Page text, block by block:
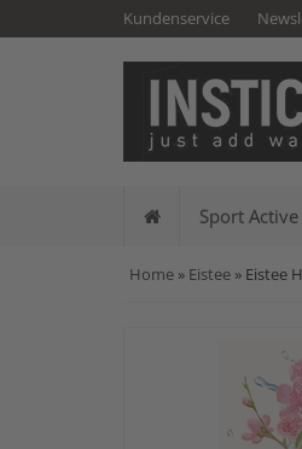
Kundenservice
Sport Active
Home » Eistee » Eistee